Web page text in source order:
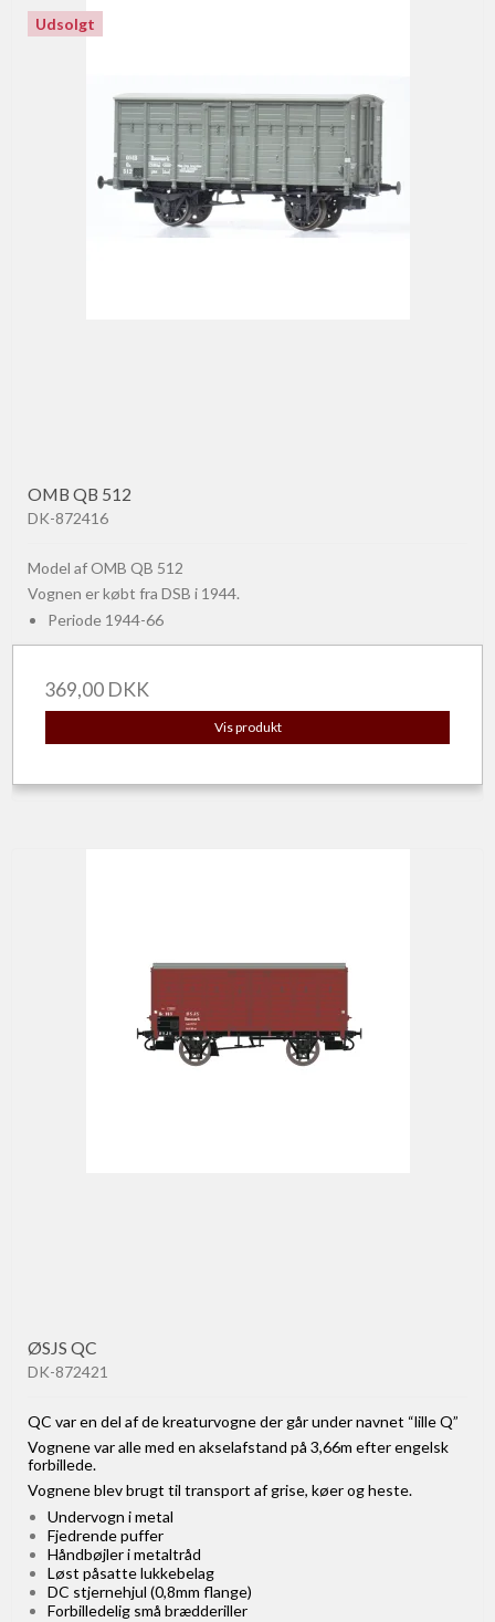
Udsolgt
OMB QB 512
DK-872416
Model af OMB QB 512
Vognen er købt fra DSB i 1944.
Periode 1944-66
369,00 DKK
Vis produkt
ØSJS QC
DK-872421
QC var en del af de kreaturvogne der går under navnet “lille Q”
Vognene var alle med en akselafstand på 3,66m efter engelsk
forbillede.
Vognene blev brugt til transport af grise, køer og heste.
Undervogn i metal
Fjedrende puffer
Håndbøjler i metaltråd
Løst påsatte lukkebelag
DC stjernehjul (0,8mm flange)
Forbilledelig små brædderiller